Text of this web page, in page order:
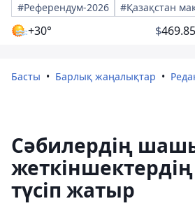
#Референдум-2026
#Қазақстан
+30° $469.85
Басты Барлық жаңалықтар
Сәбилердің
түсіп жатыр